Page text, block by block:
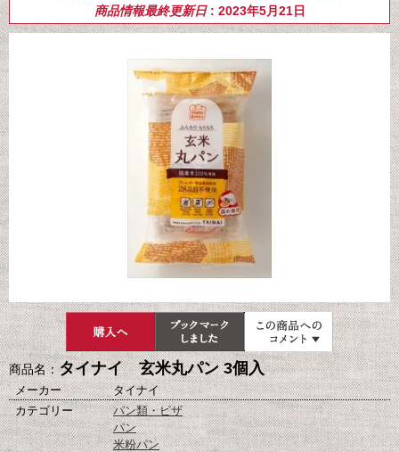
商品情報最終更新日: 2023年5月21日
商品名：タイナイ 玄米丸パン 3個入
メーカー
タイナイ
カテゴリー
パン類・ピザ
パン
米粉パン